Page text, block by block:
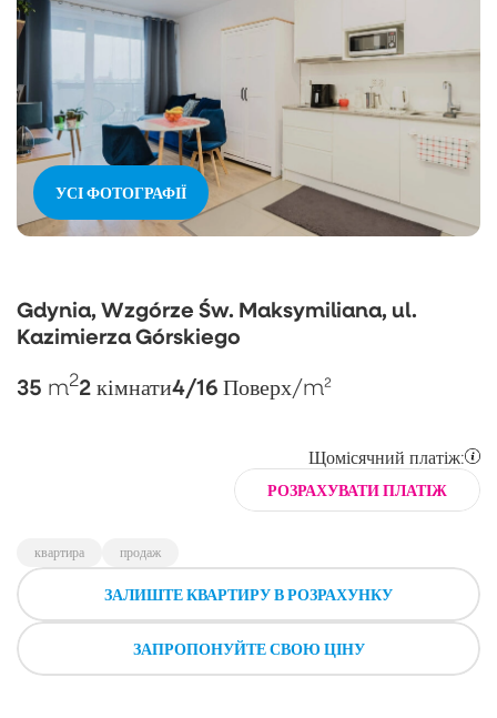
УСІ ФОТОГРАФІЇ
Gdynia, Wzgórze Św. Maksymiliana, ul.
Kazimierza Górskiego
35 m22 кімнати4/16 Поверх/m²
Щомісячний платіж:
РОЗРАХУВАТИ ПЛАТІЖ
квартира продаж
ЗАЛИШТЕ КВАРТИРУ В РОЗРАХУНКУ
ЗАПРОПОНУЙТЕ СВОЮ ЦІНУ